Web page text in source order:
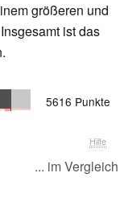
größeren und
ist das
5616 Punkte
Hilfe
... im Vergleich